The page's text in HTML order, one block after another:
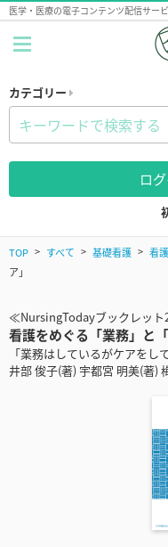
医学・医療の電子コンテンツ配信サー
カテゴリー
ロ
TOP すべて 基礎看護 看
ア」
≪NursingTodayブックレッ
看護をめぐる「業務」と
「業務はしているがケアをし
井部 俊子(著) 宇都宮 明美(著)